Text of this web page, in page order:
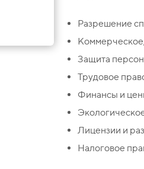
Разрешение
Защита
Трудовое
Финансы и
Лицензии и
Налоговое